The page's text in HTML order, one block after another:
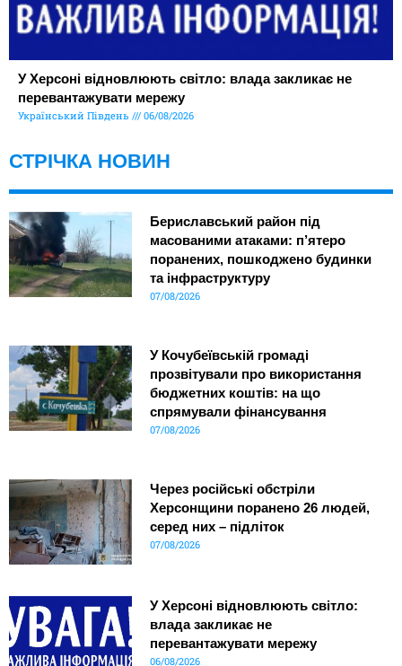
У Херсоні відновлюють світло: влада закликає не
перевантажувати мережу
Український Південь 06/08/2026
СТРІЧКА НОВИН
Бериславський район під
масованими атаками: п’ятеро
поранених, пошкоджено будинки
та інфраструктуру
07/08/2026
У Кочубеївській громаді
прозвітували про використання
бюджетних коштів: на що
спрямували фінансування
07/08/2026
Через російські обстріли
Херсонщини поранено 26 людей,
серед них – підліток
07/08/2026
У Херсоні відновлюють світло:
влада закликає не
перевантажувати мережу
06/08/2026